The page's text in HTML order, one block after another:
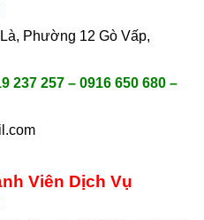
Phường 12 Gò Vấp,
237 257 – 0916 650 680 –
Viên Dịch Vụ